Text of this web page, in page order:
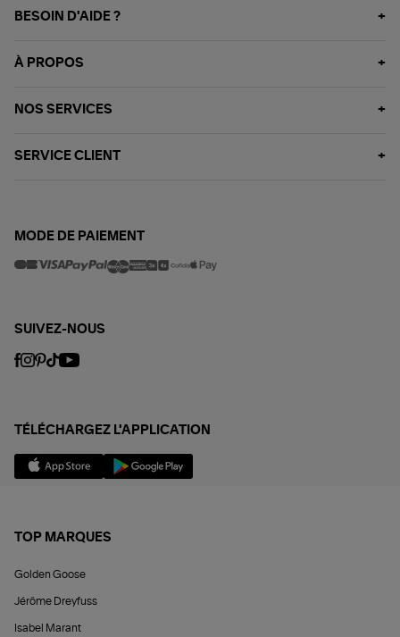
BESOIN D'AIDE ?
À PROPOS
NOS SERVICES
SERVICE CLIENT
MODE DE PAIEMENT
SUIVEZ-NOUS
TÉLÉCHARGEZ L'APPLICATION
TOP MARQUES
Golden Goose
Jérôme Dreyfuss
Isabel Marant